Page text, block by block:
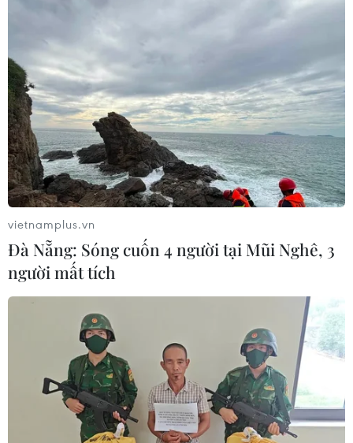
Mỹ: Nổ súng tại bang Tennessee khiến ít
nhất 2 người thiệt mạng
31/03/2023 08:33
Cảnh sát cho biết một người đàn ông đã tử vong ngay
tại hiện trường, trong khi người đàn ông khác qua đời
tại bệnh viện trong vụ nổ súng bên ngoài một nhà hàng
tại thành phố Memphis.
vietnamplus.vn
Đà Nẵng: Sóng cuốn 4 người tại Mũi Nghê, 3
người mất tích